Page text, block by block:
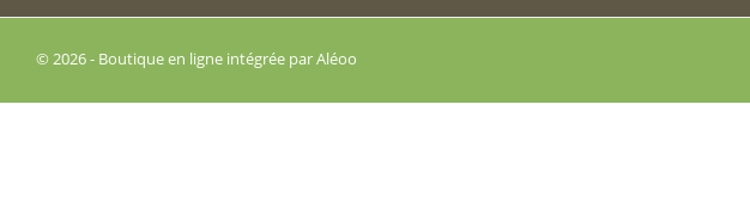
© 2026 - Boutique en ligne intégrée par Aléoo